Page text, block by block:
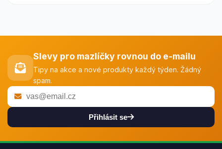
Slevy pro mazlíčky rovnou do e-mailu
Tipy na akce a nové produkty každý týden. Žádný
spam.
Přihlásit se